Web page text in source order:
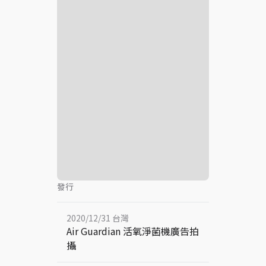
發行
2020/12/31 台灣
Air Guardian 活氧淨菌機廣告拍
攝